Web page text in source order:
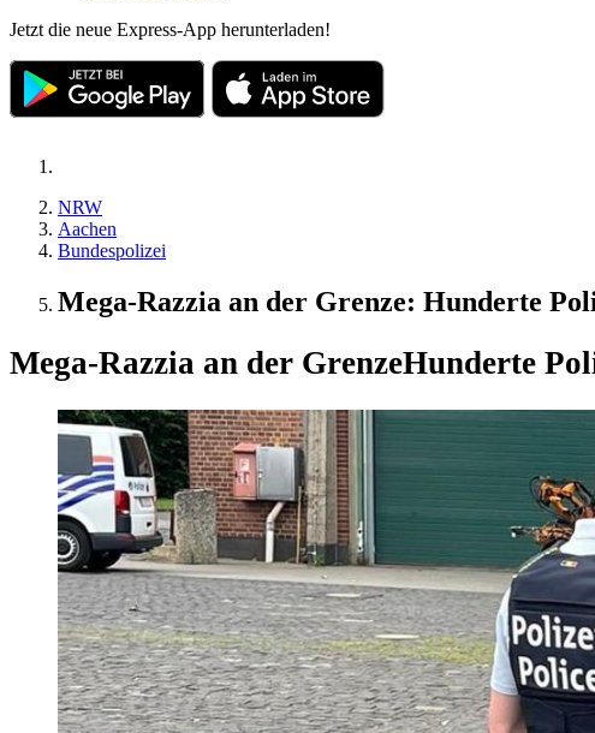
Jetzt die neue Express-App herunterladen!
NRW
Aachen
Bundespolizei
Mega-Razzia an der Grenze: Hunderte
Mega-Razzia an der GrenzeHunderte